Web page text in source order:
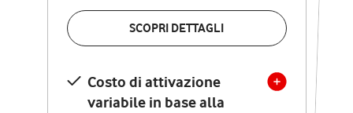
SCOPRI DETTAGLI
Costo di attivazione
variabile in base alla
VERIFICA LA COPERTURA
Costo di attivazione
variabile in base alla